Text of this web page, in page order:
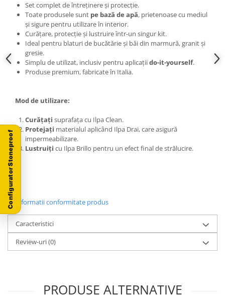
Set complet de întreținere și protecție.
Toate produsele sunt pe bază de apă, prietenoase cu mediul
și sigure pentru utilizare în interior.
Curățare, protecție și lustruire într-un singur kit.
Ideal pentru blaturi de bucătărie și băi din marmură, granit și
gresie.
Simplu de utilizat, inclusiv pentru aplicațiido-it-yourself.
Produse premium, fabricate în Italia.
Mod de utilizare:
Curățați suprafața cu Ilpa Clean.
Protejați materialul aplicând Ilpa Drai, care asigură
impermeabilizare.
Lustruiți cu Ilpa Brillo pentru un efect final de strălucire.
Informatii conformitate produs
Caracteristici
Review-uri(0)
PRODUSE ALTERNATIVE
Configurator Stoneproof